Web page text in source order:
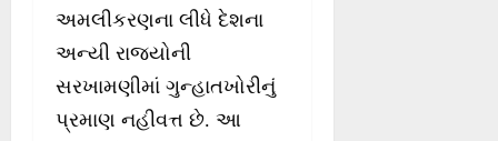
અમલીકરણના લીધે દેશના
અન્યી રાજ્યોની
સરખામણીમાં ગુન્હાતખોરીનું
પ્રમાણ નહીવત્ત છે. આ